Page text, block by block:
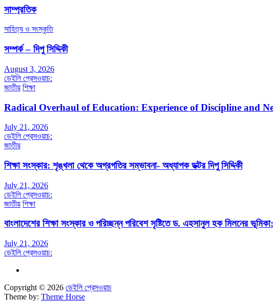
সাম্প্রতিক
সাহিত্য ও সংস্কৃতি
সম্পর্ক – দিপু সিদ্দিকী
August 3, 2026
ডেইলি প্রেসওয়াচ:
জাতীয় শিক্ষা
Radical Overhaul of Education: Experience of Discipline and
July 21, 2026
ডেইলি প্রেসওয়াচ:
জাতীয়
শিক্ষা সংস্কার: শৃঙ্খলা থেকে অগ্রগতির সম্ভাবনা- অধ্যাপক ডক্টর দিপু সিদ্দিকী
July 21, 2026
ডেইলি প্রেসওয়াচ:
জাতীয় শিক্ষা
বাংলাদেশের শিক্ষা সংস্কার ও পরিচ্ছন্ন পরিবেশ সৃষ্টিতে ড. এহসানুল হক মিলনের
July 21, 2026
ডেইলি প্রেসওয়াচ:
Copyright © 2026 ডেইলি প্রেসওয়াচ
Theme by: Theme Horse